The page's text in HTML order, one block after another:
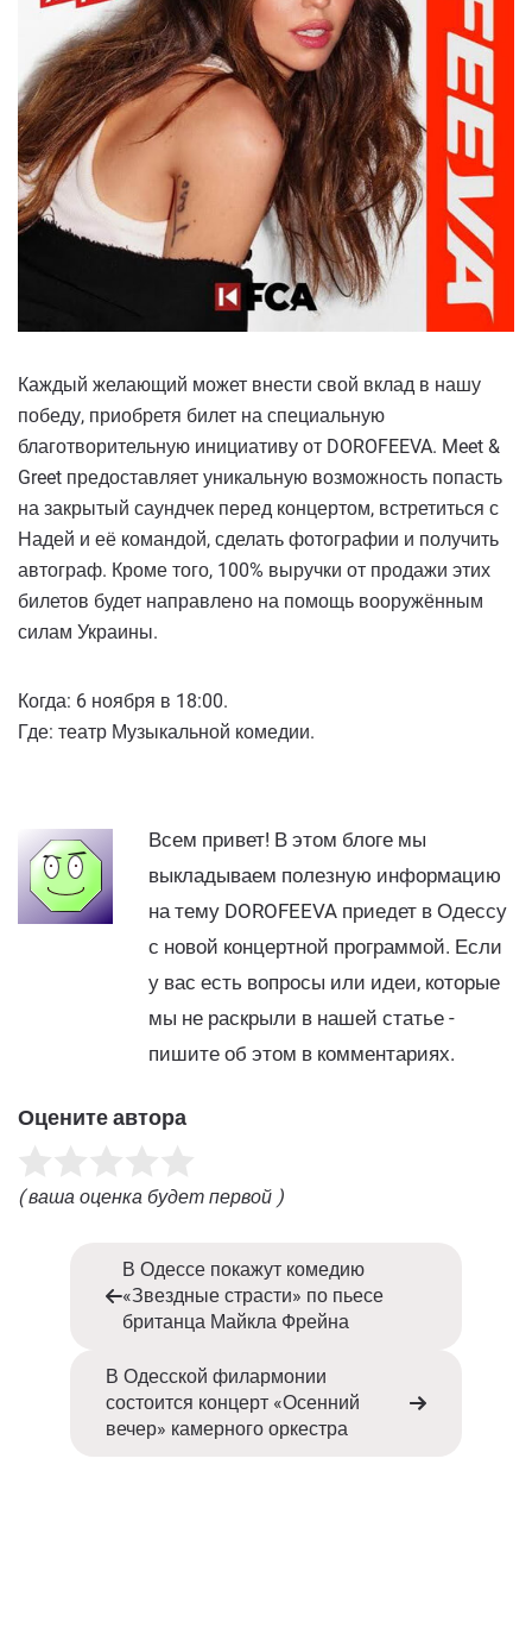
Каждый желающий может внести свой вклад в нашу
победу, приобретя билет на специальную
благотворительную инициативу от DOROFEEVA. Meet &
Greet предоставляет уникальную возможность попасть
на закрытый саундчек перед концертом, встретиться с
Надей и её командой, сделать фотографии и получить
автограф. Кроме того, 100% выручки от продажи этих
билетов будет направлено на помощь вооружённым
силам Украины.
Когда: 6 ноября в 18:00.
Где: театр Музыкальной комедии.
Всем привет! В этом блоге мы
выкладываем полезную информацию
на тему DOROFEEVA приедет в Одессу
с новой концертной программой. Если
у вас есть вопросы или идеи, которые
мы не раскрыли в нашей статье -
пишите об этом в комментариях.
Оцените автора
( ваша оценка будет первой )
В Одессе покажут комедию
«Звездные страсти» по пьесе
британца Майкла Фрейна
В Одесской филармонии
состоится концерт «Осенний
вечер» камерного оркестра